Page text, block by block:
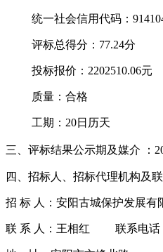
统一社会信用代码：
评标总得分： 77.24分
投标报价： 2202510.06元
质量： 合格
工期 ： 20日历天
三、 评标结果公示期 及媒介 ：
四 、招标人、招标代理机构及
招 标 人：安阳古城保护发展有
联 系 人：王相红 联系电话：